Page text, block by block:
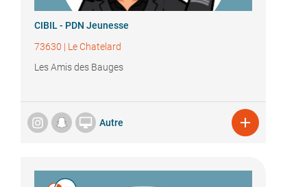
CIBIL - PDN Jeunesse
73630 | Le Chatelard
Les Amis des Bauges
 Autre 